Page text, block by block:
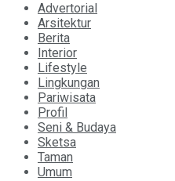
Advertorial
Arsitektur
Berita
Interior
Lifestyle
Lingkungan
Pariwisata
Profil
Seni & Budaya
Sketsa
Taman
Umum